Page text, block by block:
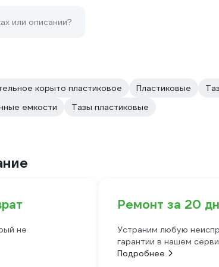
или описании?
корыто пластиковое Пластиковые
емкости Тазы пластиковые
не
Ремонт за 20
Устраним любую
гарантии в нашем
Подробнее